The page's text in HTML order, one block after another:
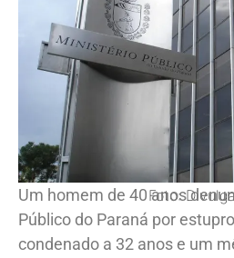
Foto:
Um homem de 40 anos
Público do Paraná por
condenado a 32 anos e um